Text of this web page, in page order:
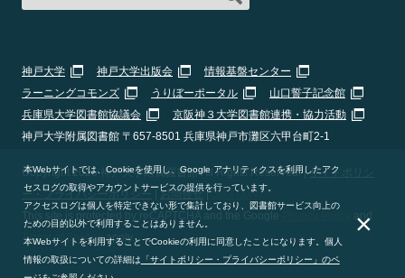
神戸大学 神戸大学出版会
情報基盤センター
ラーニングコモンズ
うりぼーポータル
山口誓子記念館
兵庫県大学図書館協議会
京阪神３大学図書館連携・協力活動
神戸大学附属図書館 〒657-8501 兵庫県神戸市灘区六甲台町2-1
Copyright 2026 神戸大学附属図書館 All Rights Reserved. |サイトポリシ
ー・プライバシーポリシー
お問合せ| Staff Only
This site is protected by reCAPTCHA and the Google
and
Terms of Serviceapply.
本Webサイトでは、Cookieを使用し、Google アナリティクスを利用したアク
セスログの取得やアカウントサービスの提供を行っています。
アクセスログは個人を特定できない形で集計しており、図書館サービス向上の
ための目的以外で利用することはありません。
本Webサイトを利用することでCookieの利用に同意したことになります。個人
情報の取扱についての詳細は 「サイトポリシー・プライバシーポリシー」のペ
×